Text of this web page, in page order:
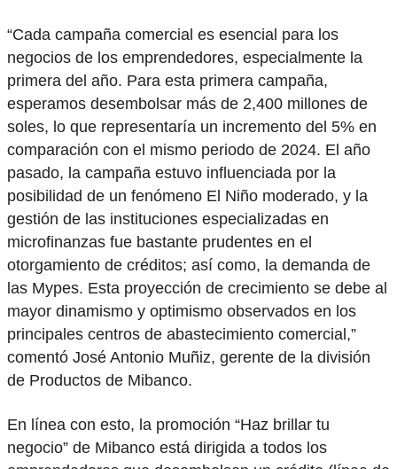
“Cada campaña comercial es esencial para los
negocios de los emprendedores, especialmente la
primera del año. Para esta primera campaña,
esperamos desembolsar más de 2,400 millones de
soles, lo que representaría un incremento del 5% en
comparación con el mismo periodo de 2024. El año
pasado, la campaña estuvo influenciada por la
posibilidad de un fenómeno El Niño moderado, y la
gestión de las instituciones especializadas en
microfinanzas fue bastante prudentes en el
otorgamiento de créditos; así como, la demanda de
las Mypes. Esta proyección de crecimiento se debe al
mayor dinamismo y optimismo observados en los
principales centros de abastecimiento comercial,”
comentó José Antonio Muñiz, gerente de la división
de Productos de Mibanco.
En línea con esto, la promoción “Haz brillar tu
negocio” de Mibanco está dirigida a todos los